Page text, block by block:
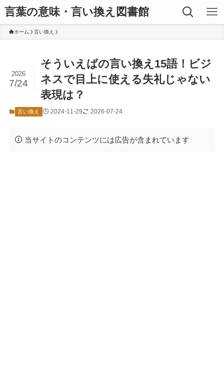
言葉の意味・言い換え図書館
ホーム 言い換え
そういえばの言い換え15語！ビジ
ネスで目上に使える失礼じゃない
表現は？
2026
7/24
言い換え 2024-11-29 2026-07-24
当サイトのコンテンツには広告が含まれています